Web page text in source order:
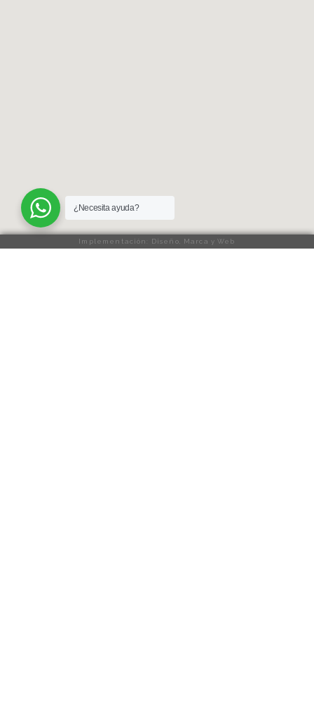
¿Necesita ayuda?
Implementación: Diseño, Marca y Web